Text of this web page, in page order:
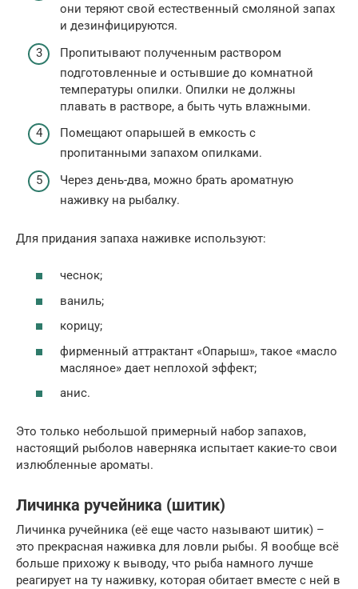
они теряют свой естественный смоляной запах
и дезинфицируются.
Пропитывают полученным раствором
подготовленные и остывшие до комнатной
температуры опилки. Опилки не должны
плавать в растворе, а быть чуть влажными.
Помещают опарышей в емкость с
пропитанными запахом опилками.
Через день-два, можно брать ароматную
наживку на рыбалку.
Для придания запаха наживке используют:
чеснок;
ваниль;
корицу;
фирменный аттрактант «Опарыш», такое «масло
масляное» дает неплохой эффект;
анис.
Это только небольшой примерный набор запахов,
настоящий рыболов наверняка испытает какие-то свои
излюбленные ароматы.
Личинка ручейника (шитик)
Личинка ручейника (её еще часто называют шитик) –
это прекрасная наживка для ловли рыбы. Я вообще всё
больше прихожу к выводу, что рыба намного лучше
реагирует на ту наживку, которая обитает вместе с ней в